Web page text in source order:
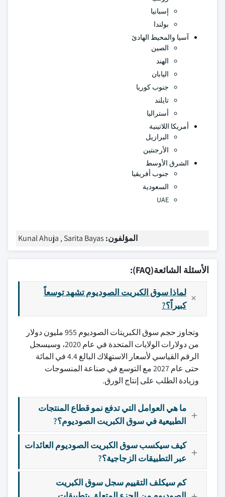
إسبانيا
بولندا
آسيا والمحيط الهادئ
الصين
الهند
اليابان
جنوب كوريا
تايلند
أستراليا
أمريكا اللاتينية
البرازيل
الأرجنتين
الشرق الأوسط
جنوب أفريقيا
السعودية
UAE
المؤلفون: Kunal Ahuja , Sarita Bayas
الأسئلة الشائعة(FAQ):
لماذا سوق الكبريت الصوديوم تشهد توسعاً
كبيراً؟?
وتجاوز حجم سوق الكبريتات الصوديوم 955 مليون دولار
من دولارات الولايات المتحدة في عام 2020، وسيسجل
الرقم القياسي لأسعار الاستهلاك البالغ 4.4 في المائة
حتى عام 2027 مع التوسع في صناعة المنسوجات
وزيادة الطلب على إنتاج الورق.
ما هي العوامل التي تدفع نمو قطاع المنتجات
الطبيعية في سوق الكبريت الصوديوم؟?
كيف سيكسب سوق الكبريت الصوديوم العائدات
عبر التطبيقات الزجاجية؟?
كم سيكلف التقييم سجل سوق الكبريت